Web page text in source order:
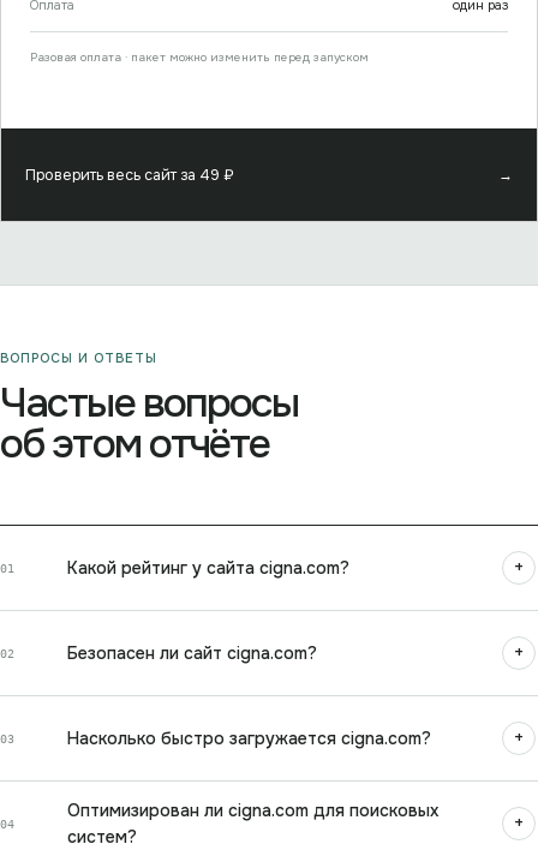
Оплата один раз
Разовая оплата · пакет можно изменить перед запуском
Проверить весь сайт за 49 ₽ →
ВОПРОСЫ И ОТВЕТЫ
Частые вопросы
об этом отчёте
01 Какой рейтинг у сайта cigna.com? +
02 Безопасен ли сайт cigna.com? +
03 Насколько быстро загружается cigna.com? +
04
Оптимизирован ли cigna.com для поисковых
систем?
+